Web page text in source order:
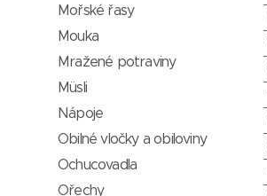
Mořské řasy
Mouka
Mražené potraviny
Müsli
Nápoje
Obilné vločky a obiloviny
Ochucovadla
Ořechy